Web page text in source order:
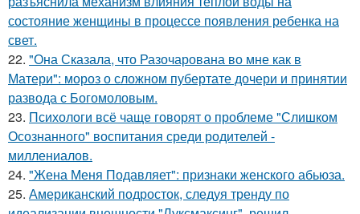
состояние женщины в процессе появления ребенка на
свет.
22. "Она Сказала, что Разочарована во мне как в
Матери": мороз о сложном пубертате дочери и принятии
развода с Богомоловым.
23. Психологи всё чаще говорят о проблеме "Слишком
Осознанного" воспитания среди родителей -
миллениалов.
24. "Жена Меня Подавляет": признаки женского абьюза.
25. Американский подросток, следуя тренду по